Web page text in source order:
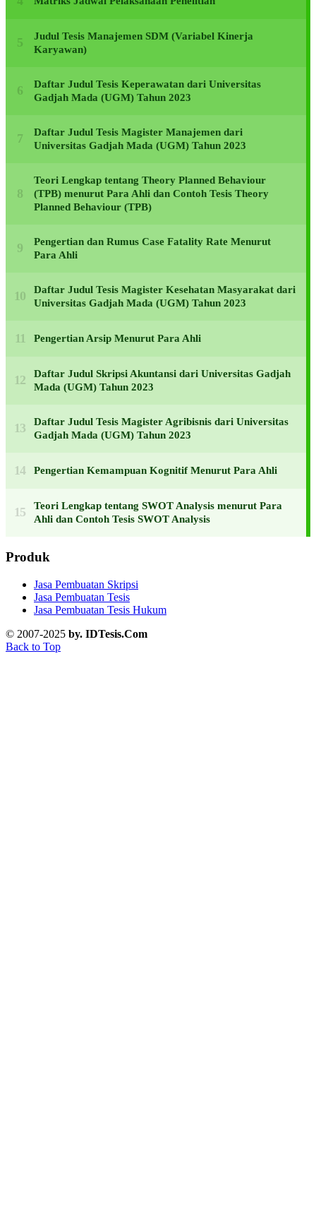
Judul Tesis Manajemen SDM (Variabel Kinerja
Karyawan)
Daftar Judul Tesis Keperawatan dari Universitas
Gadjah Mada (UGM) Tahun 2023
Daftar Judul Tesis Magister Manajemen dari
Universitas Gadjah Mada (UGM) Tahun 2023
Teori Lengkap tentang Theory Planned Behaviour
(TPB) menurut Para Ahli dan Contoh Tesis Theory
Planned Behaviour (TPB)
Pengertian dan Rumus Case Fatality Rate Menurut
Para Ahli
Daftar Judul Tesis Magister Kesehatan Masyarakat dari
Universitas Gadjah Mada (UGM) Tahun 2023
Pengertian Arsip Menurut Para Ahli
Daftar Judul Skripsi Akuntansi dari Universitas Gadjah
Mada (UGM) Tahun 2023
Daftar Judul Tesis Magister Agribisnis dari Universitas
Gadjah Mada (UGM) Tahun 2023
Pengertian Kemampuan Kognitif Menurut Para Ahli
Teori Lengkap tentang SWOT Analysis menurut Para
Ahli dan Contoh Tesis SWOT Analysis
Produk
Jasa Pembuatan Skripsi
Jasa Pembuatan Tesis
Jasa Pembuatan Tesis Hukum
© 2007-2025 by. IDTesis.Com
Back to Top